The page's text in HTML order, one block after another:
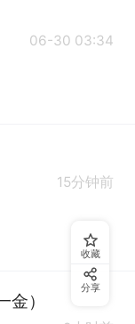
06-30 03:34
15分钟前
）
收藏
分享